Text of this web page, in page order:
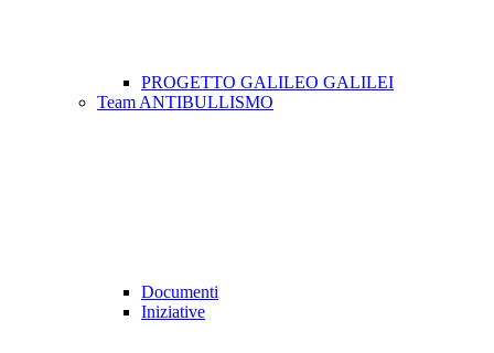
PROGETTO GALILEO GALILEI
Team ANTIBULLISMO
Documenti
Iniziative